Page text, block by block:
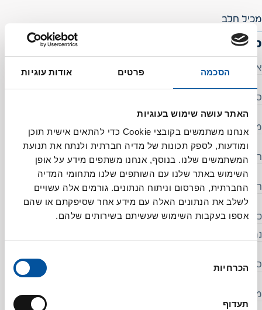
הסכמה פרטים אודות עוגיות
האתר עושה שימוש בעוגיות
אנחנו משתמשים בקובצי Cookie כדי להתאים אישית תוכן
ומודעות, לספק תכונות של מדיה חברתית ולנתח את תנועת
המשתמשים שלנו. בנוסף, אנחנו משתפים מידע על אופן
השימוש באתר שלנו עם השותפים שלנו מתחומי המדיה
החברתית, הפרסום וניתוח הנתונים. גורמים אלה עשויים
לשלב את הנתונים האלה עם מידע אחר שסיפקתם או שהם
אספו בעקבות השימוש שעשיתם בשירותים שלהם.
הסכמה
הכרחיות
תעדוף
מכיל חלב
סימון תזונתי (-ל100 גרם)
אנרגיה (קלוריות)
סך השומנים (גרם)
מתוכם:
חומצות שומן רוויות (גרם) 3.5
חומצות שומן טראנס (גרם) 0.5>
כולסטרול (מ”ג)
15
נתרן (מ"ג)
סך הפחמימות (גרם)
מתוכן: